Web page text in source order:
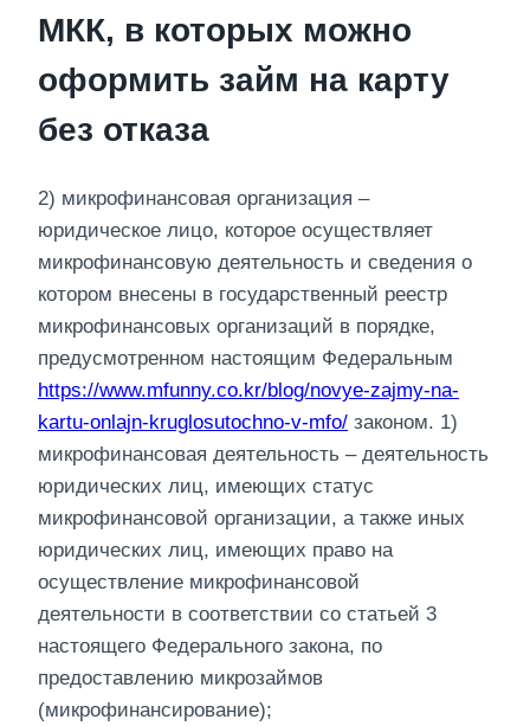
МКК, в которых можно
оформить займ на карту
без отказа
2) микрофинансовая организация –
юридическое лицо, которое осуществляет
микрофинансовую деятельность и сведения о
котором внесены в государственный реестр
микрофинансовых организаций в порядке,
предусмотренном настоящим Федеральным
https://www.mfunny.co.kr/blog/novye-zajmy-na-
kartu-onlajn-kruglosutochno-v-mfo/ законом. 1)
микрофинансовая деятельность – деятельность
юридических лиц, имеющих статус
микрофинансовой организации, а также иных
юридических лиц, имеющих право на
осуществление микрофинансовой
деятельности в соответствии со статьей 3
настоящего Федерального закона, по
предоставлению микрозаймов
(микрофинансирование);